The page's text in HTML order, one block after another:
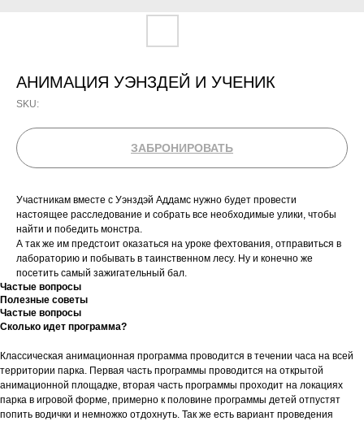
АНИМАЦИЯ УЭНЗДЕЙ И УЧЕНИК
SKU:
ЗАБРОНИРОВАТЬ
Участникам вместе с Уэнздэй Аддамс нужно будет провести
настоящее расследование и собрать все необходимые улики, чтобы
найти и победить монстра.
А так же им предстоит оказаться на уроке фехтования, отправиться в
лабораторию и побывать в таинственном лесу. Ну и конечно же
посетить самый зажигательный бал.
Частые вопросы
Полезные советы
Частые вопросы
Сколько идет программа?
Классическая анимационная программа проводится в течении часа на всей
территории парка. Первая часть программы проводится на открытой
анимационной площадке, вторая часть программы проходит на локациях
парка в игровой форме, примерно к половине программы детей отпустят
попить водички и немножко отдохнуть. Так же есть вариант проведения